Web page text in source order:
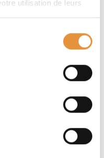
utilisation de leurs
et rotatif pour